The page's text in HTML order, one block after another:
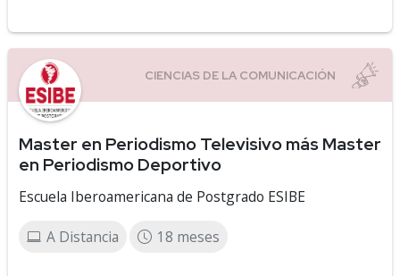
Master en Periodismo Televisivo más Master
en Periodismo Deportivo
Escuela Iberoamericana de Postgrado ESIBE
A Distancia 18 meses